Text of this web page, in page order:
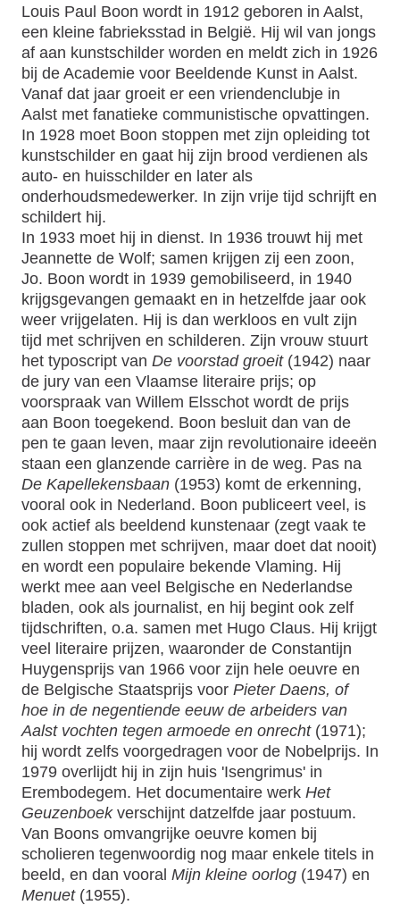
Louis Paul Boon wordt in 1912 geboren in Aalst,
een kleine fabrieksstad in België. Hij wil van jongs
af aan kunstschilder worden en meldt zich in 1926
bij de Academie voor Beeldende Kunst in Aalst.
Vanaf dat jaar groeit er een vriendenclubje in
Aalst met fanatieke communistische opvattingen.
In 1928 moet Boon stoppen met zijn opleiding tot
kunstschilder en gaat hij zijn brood verdienen als
auto- en huisschilder en later als
onderhoudsmedewerker. In zijn vrije tijd schrijft en
schildert hij.
In 1933 moet hij in dienst. In 1936 trouwt hij met
Jeannette de Wolf; samen krijgen zij een zoon,
Jo. Boon wordt in 1939 gemobiliseerd, in 1940
krijgsgevangen gemaakt en in hetzelfde jaar ook
weer vrijgelaten. Hij is dan werkloos en vult zijn
tijd met schrijven en schilderen. Zijn vrouw stuurt
het typoscript van De voorstad groeit(1942) naar
de jury van een Vlaamse literaire prijs; op
voorspraak van Willem Elsschot wordt de prijs
aan Boon toegekend. Boon besluit dan van de
pen te gaan leven, maar zijn revolutionaire ideeën
staan een glanzende carrière in de weg. Pas na
De Kapellekensbaan (1953) komt de erkenning,
vooral ook in Nederland. Boon publiceert veel, is
ook actief als beeldend kunstenaar (zegt vaak te
zullen stoppen met schrijven, maar doet dat nooit)
en wordt een populaire bekende Vlaming. Hij
werkt mee aan veel Belgische en Nederlandse
bladen, ook als journalist, en hij begint ook zelf
tijdschriften, o.a. samen met Hugo Claus. Hij krijgt
veel literaire prijzen, waaronder de Constantijn
Huygensprijs van 1966 voor zijn hele oeuvre en
de Belgische Staatsprijs voor Pieter Daens, of
hoe in de negentiende eeuw de arbeiders van
Aalst vochten tegen armoede en onrecht(1971);
hij wordt zelfs voorgedragen voor de Nobelprijs. In
1979 overlijdt hij in zijn huis 'Isengrimus' in
Erembodegem. Het documentaire werk Het
Geuzenboekverschijnt datzelfde jaar postuum.
Van Boons omvangrijke oeuvre komen bij
scholieren tegenwoordig nog maar enkele titels in
beeld, en dan vooral Mijn kleine oorlog (1947) en
Menuet(1955).